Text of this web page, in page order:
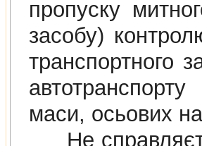
пропуску
засобу)
транспортного
маси, осьових
Не